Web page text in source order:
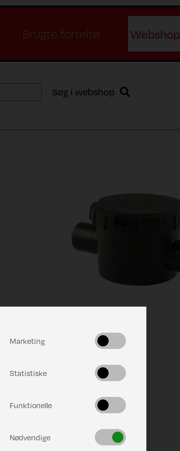
Brugte fortelte Webshop
Søg i webshop
Marketing
Statistiske
Funktionelle
Nødvendige